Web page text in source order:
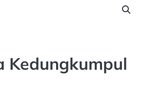
Kedungkumpul